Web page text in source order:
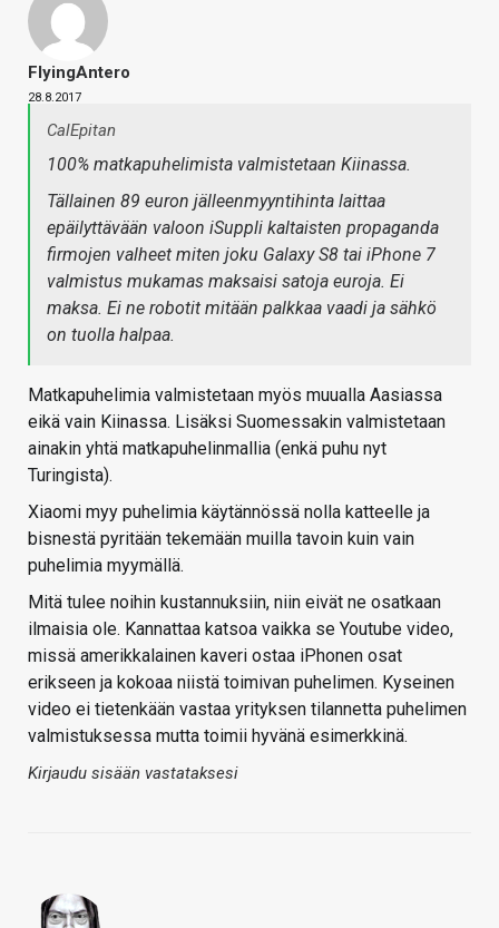
FlyingAntero
28.8.2017
CalEpitan
100% matkapuhelimista valmistetaan Kiinassa.
Tällainen 89 euron jälleenmyyntihinta laittaa
epäilyttävään valoon iSuppli kaltaisten propaganda
firmojen valheet miten joku Galaxy S8 tai iPhone 7
valmistus mukamas maksaisi satoja euroja. Ei
maksa. Ei ne robotit mitään palkkaa vaadi ja sähkö
on tuolla halpaa.
Matkapuhelimia valmistetaan myös muualla Aasiassa
eikä vain Kiinassa. Lisäksi Suomessakin valmistetaan
ainakin yhtä matkapuhelinmallia (enkä puhu nyt
Turingista).
Xiaomi myy puhelimia käytännössä nolla katteelle ja
bisnestä pyritään tekemään muilla tavoin kuin vain
puhelimia myymällä.
Mitä tulee noihin kustannuksiin, niin eivät ne osatkaan
ilmaisia ole. Kannattaa katsoa vaikka se Youtube video,
missä amerikkalainen kaveri ostaa iPhonen osat
erikseen ja kokoaa niistä toimivan puhelimen. Kyseinen
video ei tietenkään vastaa yrityksen tilannetta puhelimen
valmistuksessa mutta toimii hyvänä esimerkkinä.
Kirjaudu sisään vastataksesi